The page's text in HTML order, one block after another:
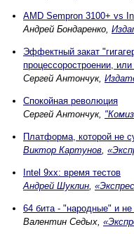
AMD Sempron 3100+ vs
Андрей Бондаренко,
Эффектный закат
процессоростроении,
Сергей Антончук,
Спокойная революция
Сергей Антончук,
Платформа, которой не
Виктор Картунов,
Intel 9xx: время тестов
Андрей Шуклин,
64 бита - "народные" и не
Валентин Седых,